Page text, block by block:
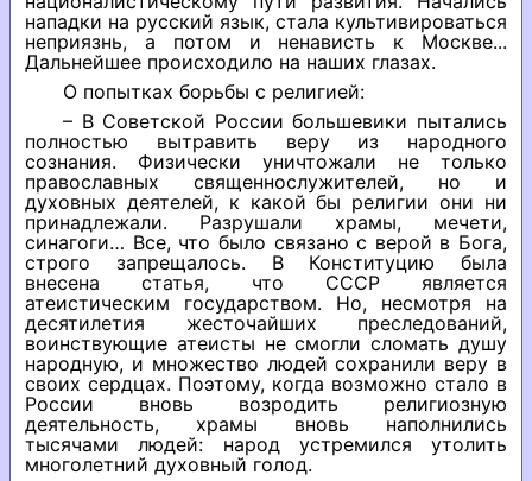
нападки на русский язык, стала культивироваться
неприязнь, а потом и ненависть к Москве...
Дальнейшее происходило на наших глазах.
О попытках борьбы с религией:
– В Советской России большевики пытались
полностью вытравить веру из народного
сознания. Физически уничтожали не только
православных священнослужителей, но и
духовных деятелей, к какой бы религии они ни
принадлежали. Разрушали храмы, мечети,
синагоги… Все, что было связано с верой в Бога,
строго запрещалось. В Конституцию была
внесена статья, что СССР является
атеистическим государством. Но, несмотря на
десятилетия жесточайших преследований,
воинствующие атеисты не смогли сломать душу
народную, и множество людей сохранили веру в
своих сердцах. Поэтому, когда возможно стало в
России вновь возродить религиозную
деятельность, храмы вновь наполнились
тысячами людей: народ устремился утолить
многолетний духовный голод.